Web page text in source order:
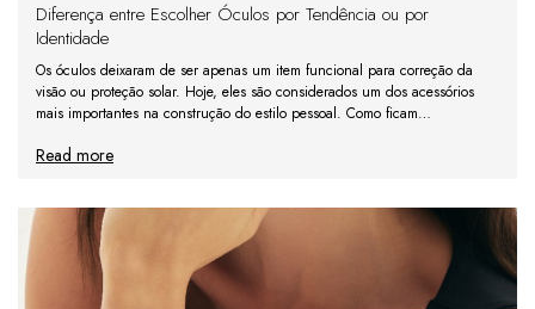
Diferença entre Escolher Óculos por Tendência ou por
Identidade
Os óculos deixaram de ser apenas um item funcional para correção da
visão ou proteção solar. Hoje, eles são considerados um dos acessórios
mais importantes na construção do estilo pessoal. Como ficam
Read more